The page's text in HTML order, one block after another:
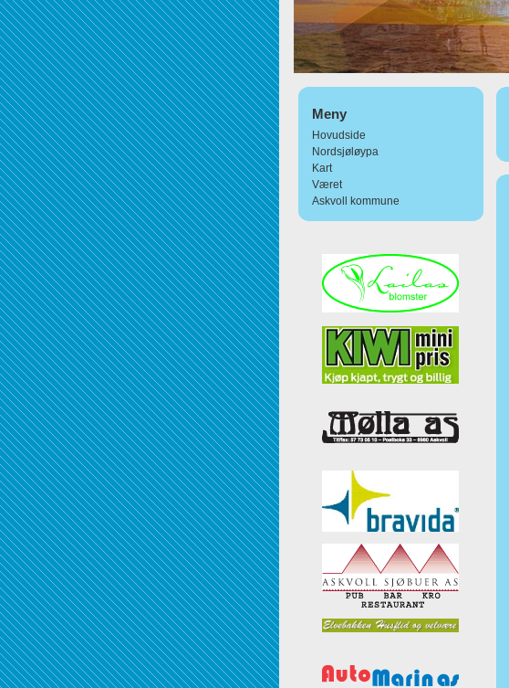
Meny
Hovudside
Nordsjøløypa
Kart
Været
Askvoll kommune